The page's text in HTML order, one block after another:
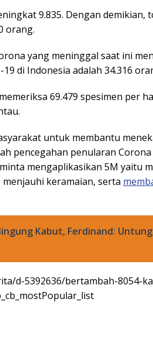
9.835. Dengan demikian,
orang.
yang meninggal saat ini
di Indonesia adalah 34.316
69.479 spesimen per
untuk membantu
pencegahan penularan
mengaplikasikan 5M yaitu
keramaian, serta
Kabut, Ferdinand: Untung
d-5392636/bertambah-8054-